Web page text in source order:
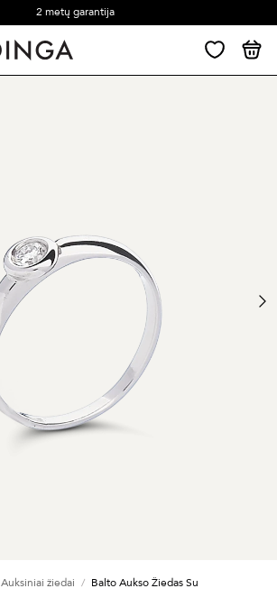
2 metų garantija
Auksiniai žiedai
Balto Aukso Žiedas Su